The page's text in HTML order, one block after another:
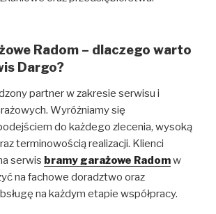
Radom – dlaczego warto
Dargo?
partner w zakresie serwisu i
Wyróżniamy się
do każdego zlecenia, wysoką
terminowością realizacji. Klienci
serwis bramy garażowe Radomw
na fachowe doradztwo oraz
na każdym etapie współpracy.